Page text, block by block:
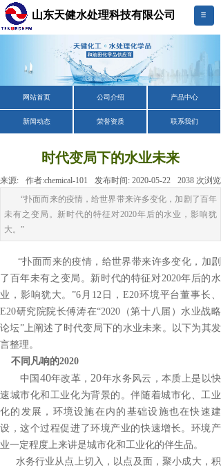
山东天健水处理科技有限公司
公司介绍 产品中心
网站首页
荣誉资质
新闻动态 联系我们
时代变局下的水业未来
来源: 作者:chemical-101 发布时间: 2020-05-22 2038 次浏览
“扑面而来的疫情，给世界带来许多变化，加剧了百年
未有之变局。新时代的特征对2020年后的水业，影响犹
大。”
“扑面而来的疫情，给世界带来许多变化，加剧
了百年未有之变局。新时代的特征对2020年后的水
业，影响犹大。”6 月 12 日， E20环境平台董事长、
E20研究院院长傅涛在“2020 （第十八届）水业战略
论坛”上阐述了时代变局下的水业未来。
以下为其发
言整理。
不同凡响的2020
中国 40年改革，20年水务风云，本质上是以快
速城市化和工业化为背景的。伴随着城市化、工业
化的发展，环境设施在内的基础设施也在快速建
设，这个过程促进了环境产业的快速增长。环境产
业一定程度上来讲是城市化和工业化的伴生品。
水务行业从点上切入，以点及面，聚小成大，积